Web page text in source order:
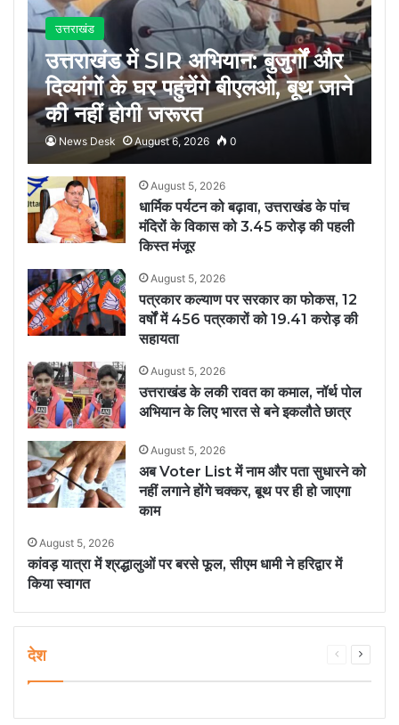
उत्तराखंड
उत्तराखंड में SIR अभियान: बुजुर्गों और
दिव्यांगों के घर पहुंचेंगे बीएलओ, बूथ जाने
की नहीं होगी जरूरत
News Desk August 6, 2026 0
August 5, 2026
धार्मिक पर्यटन को बढ़ावा, उत्तराखंड के पांच
मंदिरों के विकास को 3.45 करोड़ की पहली
किस्त मंजूर
August 5, 2026
पत्रकार कल्याण पर सरकार का फोकस, 12
वर्षों में 456 पत्रकारों को 19.41 करोड़ की
सहायता
August 5, 2026
उत्तराखंड के लकी रावत का कमाल, नॉर्थ पोल
अभियान के लिए भारत से बने इकलौते छात्र
August 5, 2026
अब Voter List में नाम और पता सुधारने को
नहीं लगाने होंगे चक्कर, बूथ पर ही हो जाएगा
काम
August 5, 2026
कांवड़ यात्रा में श्रद्धालुओं पर बरसे फूल, सीएम धामी ने हरिद्वार में
किया स्वागत
देश
Previous
Next